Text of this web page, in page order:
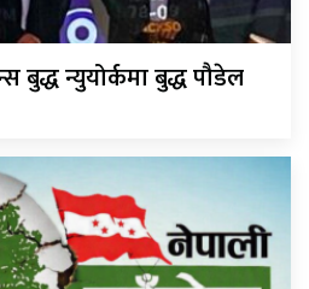
न्युयोर्कमा बुद्ध पौडेल